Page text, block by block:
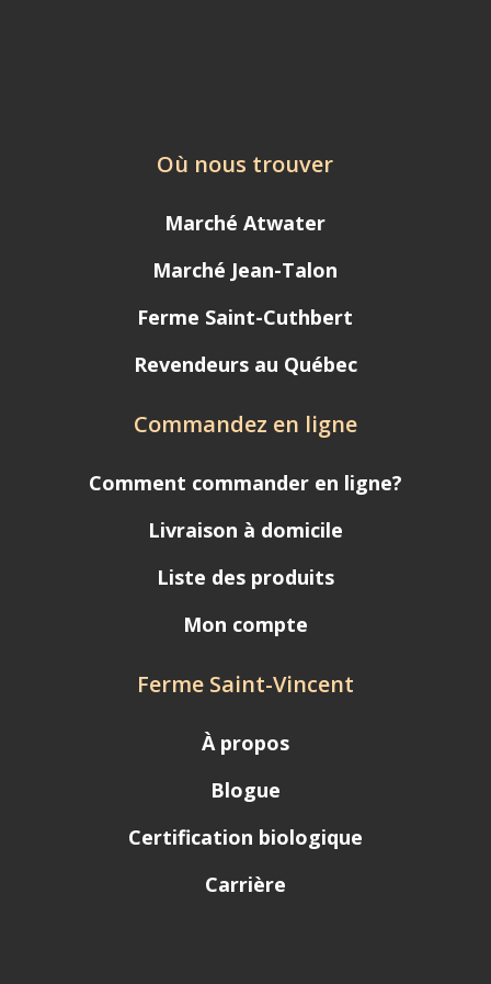
Où nous trouver
Marché Atwater
Marché Jean-Talon
Ferme Saint-Cuthbert
Revendeurs au Québec
Commandez en ligne
Comment commander en ligne?
Livraison à domicile
Liste des produits
Mon compte
Ferme Saint-Vincent
À propos
Blogue
Certification biologique
Carrière